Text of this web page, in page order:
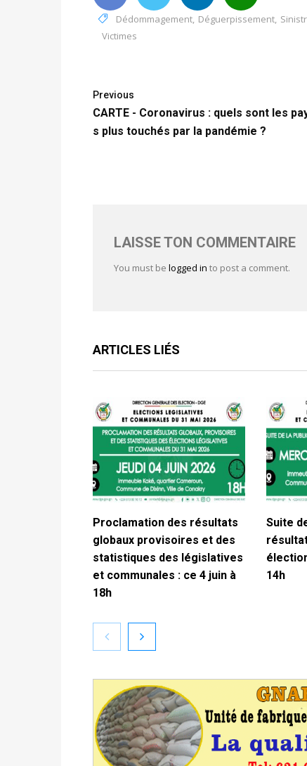
Dédommagement, Déguerpissement,
Victimes
Previous
CARTE - Coronavirus : quels sont les
s plus touchés par la pandémie ?
LAISSE TON COMMENTAIRE
You must be logged in to post a comment.
ARTICLES LIÉS
Proclamation des résultats
globaux provisoires et des
statistiques des législatives
et communales : ce 4 juin à
18h
Suite
14h